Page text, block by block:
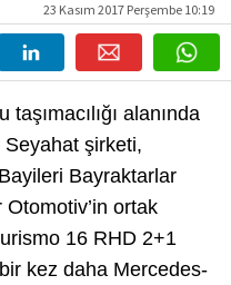
23 Kasım 2017 Perşembe 10:19
alanında
şirketi,
Bayraktarlar
ortak
16 RHD 2+1
kez daha Mercedes-